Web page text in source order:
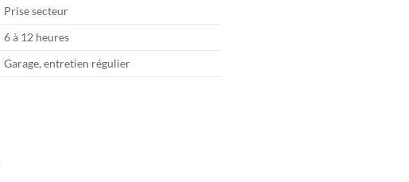
Prise secteur
6 à 12 heures
Garage, entretien régulier